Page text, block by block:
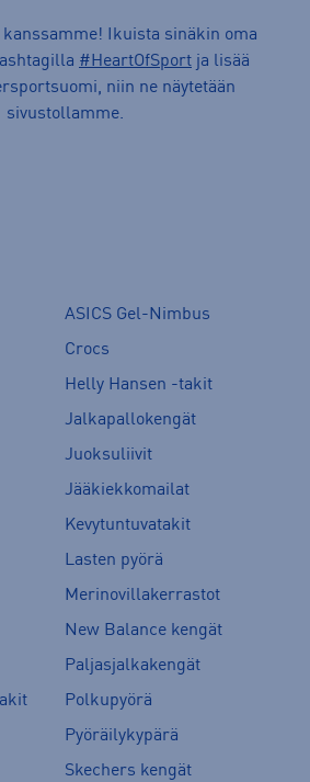
Ikuista sinäkin oma
#HeartOfSport ja lisää
niin ne näytetään
sivustollamme.
ASICS Gel-Nimbus
Crocs
Helly Hansen -takit
Jalkapallokengät
Juoksuliivit
Jääkiekkomailat
Kevytuntuvatakit
Lasten pyörä
Merinovillakerrastot
New Balance kengät
Paljasjalkakengät
Polkupyörä
Pyöräilykypärä
Skechers kengät